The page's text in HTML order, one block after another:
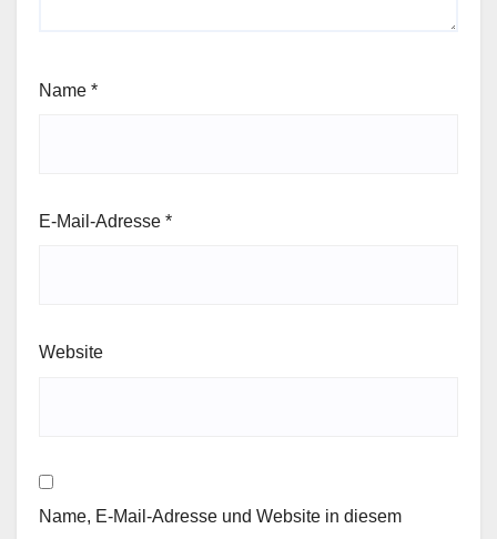
Name *
E-Mail-Adresse *
Website
Name, E-Mail-Adresse und Website in diesem